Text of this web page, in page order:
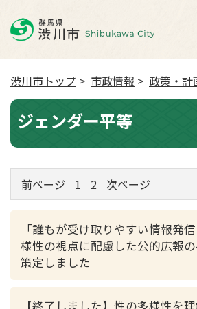
渋川市トップ > 市政情報 > 政策・計
ジェンダー平等
前ページ 1 2 次ページ
「誰もが受け取りやすい情報発
様性の視点に配慮した公的広報
策定しました
【終了しました】性の多様性を